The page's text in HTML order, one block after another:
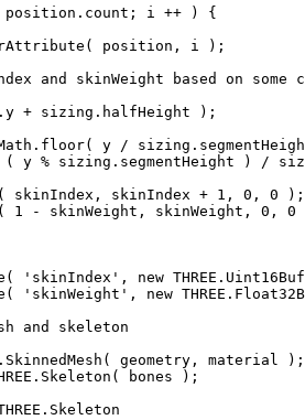
i ++ ) {
position, i );
and skinWeight based on some
+ sizing.halfHeight );
y /
y % sizing.segmentHeight ) /
skinIndex, skinIndex + 1, 0, 0 );
1 - skinWeight, skinWeight, 0, 0
'skinIndex', new
'skinWeight', new
and skeleton
geometry, material );
bones );